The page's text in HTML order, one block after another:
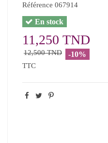
Référence 067914
En stock
11,250 TND
12,500 TND -10%
TTC